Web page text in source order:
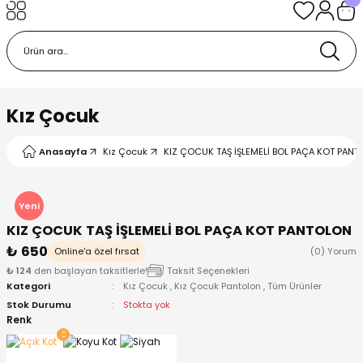
Kız Çocuk
Anasayfa Kız Çocuk KIZ ÇOCUK TAŞ İŞLEMELİ BOL PAÇA KOT
Yeni
KIZ ÇOCUK TAŞ İŞLEMELİ BOL PAÇA KOT PANTOLON
₺ 650
Online'a özel fırsat
(0) Yorum
₺ 124 den başlayan taksitlerle!
Taksit Seçenekleri
Kategori
Kız Çocuk , Kız Çocuk Pantolon ,Tüm Ürünler
Stok Durumu
Stokta yok
Renk
Giyim
Bere ve Eldiven
Body
Bere ve Eldiven
Body
ve Patik
Çıkışı ve Zıbın Seti
Ürünleri